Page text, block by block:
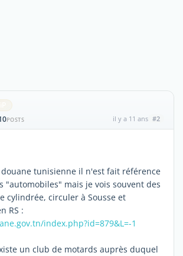
POSTS il y a 11 ans #2
tunisienne il n'est fait référence
"automobiles" mais je vois souvent des
cylindrée, circuler à Sousse et
RS :
index.php?id=879&L=-1
un club de motards auprès duquel